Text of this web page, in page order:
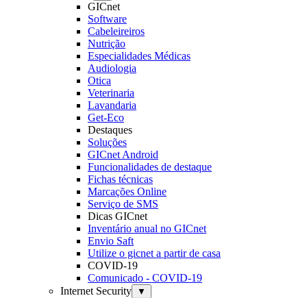
GICnet
Software
Cabeleireiros
Nutrição
Especialidades Médicas
Audiologia
Otica
Veterinaria
Lavandaria
Get-Eco
Destaques
Soluções
GICnet Android
Funcionalidades de destaque
Fichas técnicas
Marcações Online
Serviço de SMS
Dicas GICnet
Inventário anual no GICnet
Envio Saft
Utilize o gicnet a partir de casa
COVID-19
Comunicado - COVID-19
Internet Security
▼